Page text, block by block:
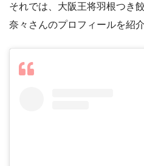
それでは、大阪王将羽根つき
奈々さんのプロフィールを紹